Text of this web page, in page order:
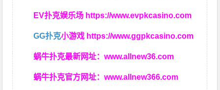
EV扑克娱乐场 https://www.evpkcasino.com
GG扑克小游戏 https://www.ggpkcasino.com
蜗牛扑克最新网址：www.allnew36.com
蜗牛扑克官方网址：www.allnew366.com